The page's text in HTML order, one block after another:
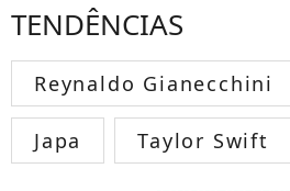
TENDÊNCIAS
Reynaldo Gianecchini
Japa Taylor Swift